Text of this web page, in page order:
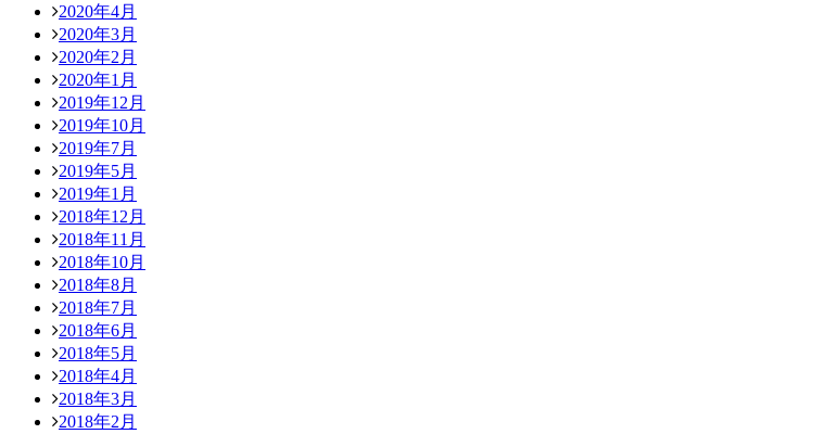
2020年4月
2020年3月
2020年2月
2020年1月
2019年12月
2019年10月
2019年7月
2019年5月
2019年1月
2018年12月
2018年11月
2018年10月
2018年8月
2018年7月
2018年6月
2018年5月
2018年4月
2018年3月
2018年2月